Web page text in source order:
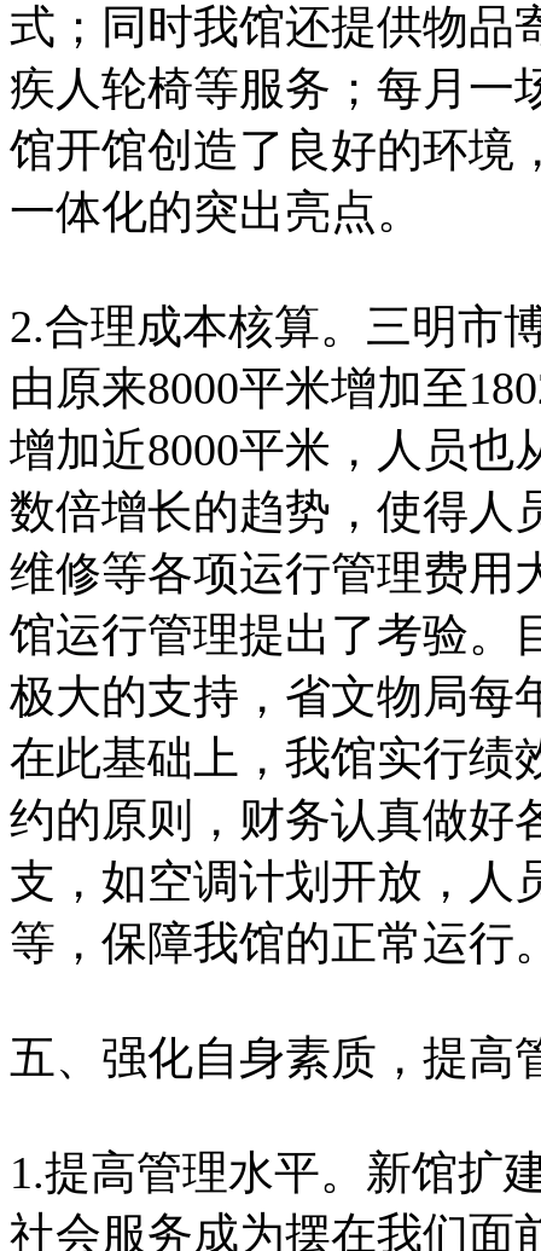
式；同时我馆还提供物品
疾人轮椅等服务；每月一
馆开馆创造了良好的环境
一体化的突出亮点。
2.合理成本核算。三明市
由原来8000平米增加至
增加近8000平米，人员也
数倍增长的趋势，使得人
维修等各项运行管理费用
馆运行管理提出了考验。
极大的支持，省文物局每
在此基础上，我馆实行绩
约的原则，财务认真做好
支，如空调计划开放，人
等，保障我馆的正常运行
五、强化自身素质，提高
1.提高管理水平。新馆扩
社会服务成为摆在我们面